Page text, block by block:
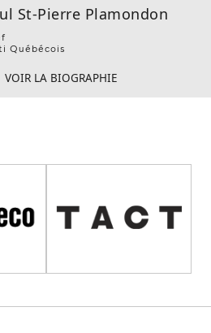
St-Pierre Plamondon
Québécois
VOIR LA BIOGRAPHIE